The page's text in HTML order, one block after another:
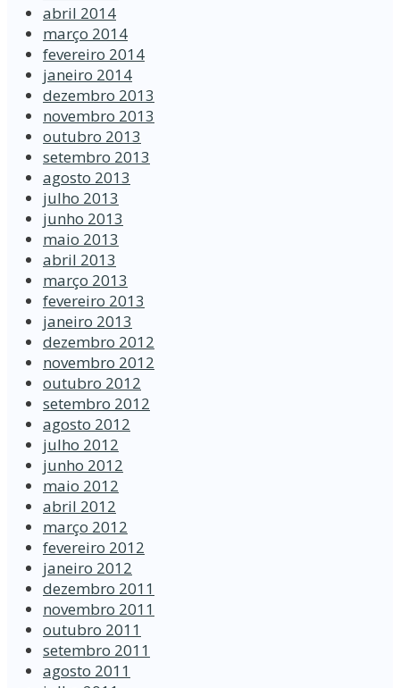
abril 2014
março 2014
fevereiro 2014
janeiro 2014
dezembro 2013
novembro 2013
outubro 2013
setembro 2013
agosto 2013
julho 2013
junho 2013
maio 2013
abril 2013
março 2013
fevereiro 2013
janeiro 2013
dezembro 2012
novembro 2012
outubro 2012
setembro 2012
agosto 2012
julho 2012
junho 2012
maio 2012
abril 2012
março 2012
fevereiro 2012
janeiro 2012
dezembro 2011
novembro 2011
outubro 2011
setembro 2011
agosto 2011